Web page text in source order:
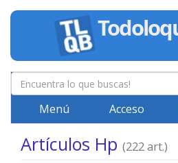
Menú Acceso
Artículos Hp (222 art.)